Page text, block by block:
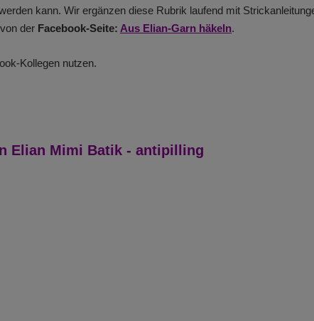
kann. Wir ergänzen diese Rubrik laufend mit
der Facebook-Seite: Aus Elian-Garn häkeln.
Kollegen nutzen.
Elian Mimi Batik - antipilling